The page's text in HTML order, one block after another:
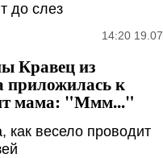
до слез
14:20 19.07
Кравец из
к
мама: "Ммм..."
весело проводит